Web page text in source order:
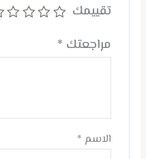
تقييمك
مراجعتك *
الاسم *